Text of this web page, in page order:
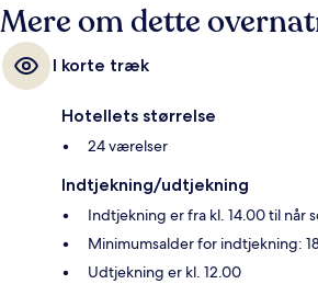
Mere om dette
I korte træk
Hotellets størrelse
24 værelser
Indtjekning/udtjekning
Indtjekning er fra kl. 14.00 til når
Minimumsalder for indtjekning:
Udtjekning er kl. 12.00